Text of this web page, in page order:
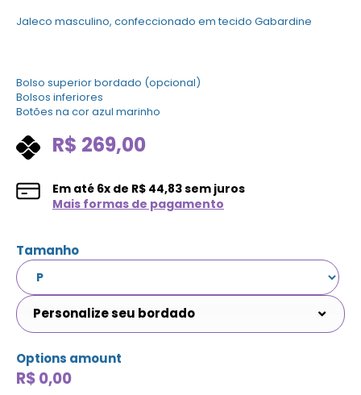
Jaleco masculino, confeccionado em tecido Gabardine
Bolso superior bordado (opcional)
Bolsos inferiores
Botões na cor azul marinho
R$ 269,00
Em até 6x de R$ 44,83sem juros
Mais formas de pagamento
Tamanho
Personalize seu bordado
Options amount
R$ 0,00